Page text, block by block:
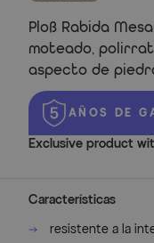
Ploß Rabida
moteado,
aspecto de
AÑOS DE
Exclusive product
Características
resistente a la